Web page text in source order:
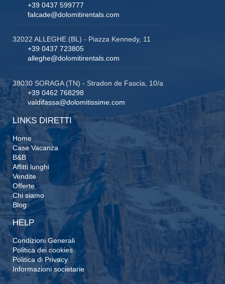
+39 0437 599777
falcade@dolomitirentals.com
32022 ALLEGHE (BL) - Piazza Kennedy, 11
+39 0437 723805
alleghe@dolomitirentals.com
38030 SORAGA (TN) - Stradon de Fascia, 10/a
+39 0462 768298
valdifassa@dolomitissime.com
LINKS DIRETTI
Home
Case Vacanza
B&B
Affitti lunghi
Vendite
Offerte
Chi siamo
Blog
HELP
Condizioni Generali
Politica dei cookies
Politica di Privacy
Informazioni societarie